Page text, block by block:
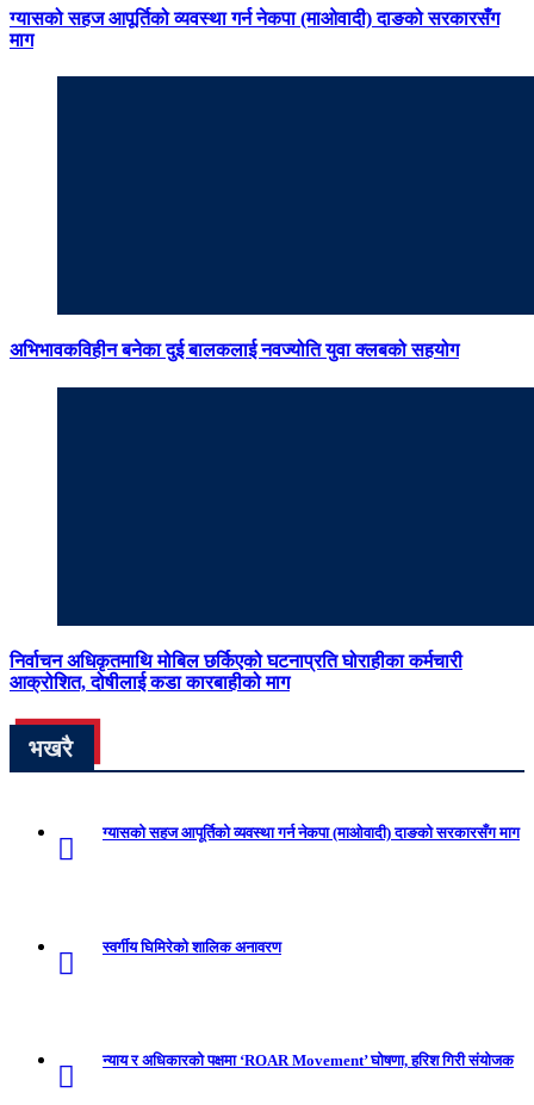
ग्यासको सहज आपूर्तिको व्यवस्था गर्न नेकपा (माओवादी) दाङको सरकारसँग
माग
अभिभावकविहीन बनेका दुई बालकलाई नवज्योति युवा क्लबको सहयोग
निर्वाचन अधिकृतमाथि मोबिल छर्किएको घटनाप्रति घोराहीका कर्मचारी
आक्रोशित, दोषीलाई कडा कारबाहीको माग
भखरै
ग्यासको सहज आपूर्तिको व्यवस्था गर्न नेकपा (माओवादी) दाङको सरकारसँग माग
स्वर्गीय घिमिरेको शालिक अनावरण
न्याय र अधिकारको पक्षमा ‘ROAR Movement’ घोषणा, हरिश गिरी संयोजक